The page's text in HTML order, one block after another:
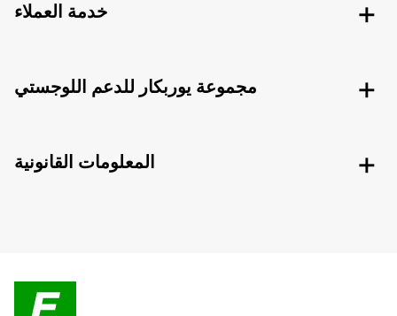
خدمة العملاء
مجموعة يوربكار للدعم اللوجستي
المعلومات القانونية